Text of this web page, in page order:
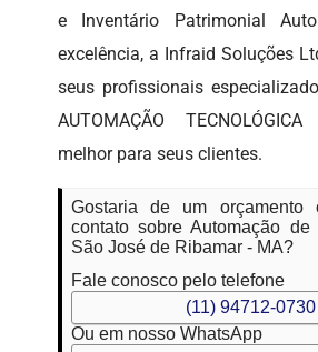
e Inventário Patrimonial
excelência, a Infraid Soluções
seus profissionais
AUTOMAÇÃO
melhor para seus clientes.
Gostaria de um orçamento
contato sobre Automação de
São José de Ribamar - MA?
Fale conosco pelo telefone
(11) 94712-0730
Ou em nosso WhatsApp